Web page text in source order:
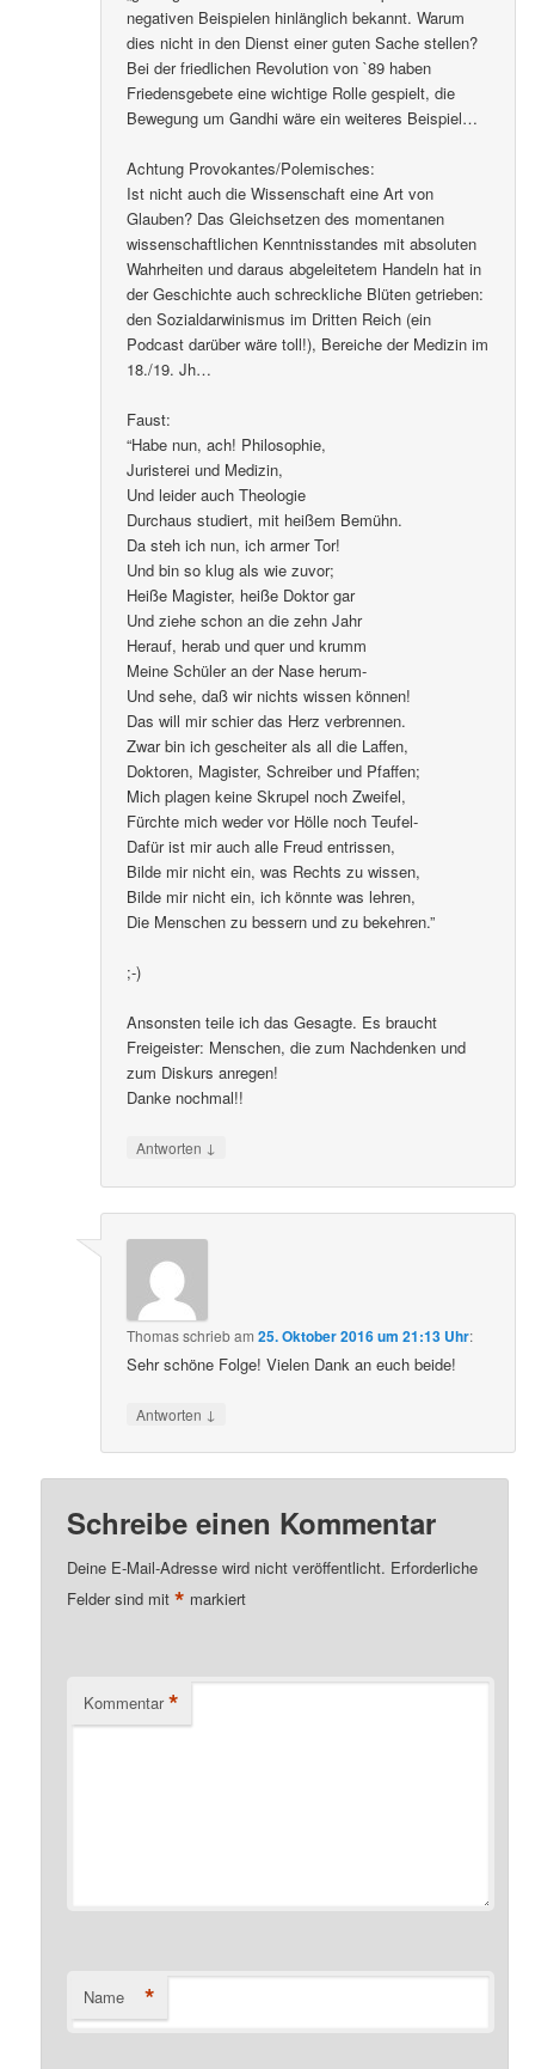
negativen Beispielen hinlänglich bekannt. Warum
dies nicht in den Dienst einer guten Sache stellen?
Bei der friedlichen Revolution von `89 haben
Friedensgebete eine wichtige Rolle gespielt, die
Bewegung um Gandhi wäre ein weiteres Beispiel…
Achtung Provokantes/Polemisches:
Ist nicht auch die Wissenschaft eine Art von
Glauben? Das Gleichsetzen des momentanen
wissenschaftlichen Kenntnisstandes mit absoluten
Wahrheiten und daraus abgeleitetem Handeln hat in
der Geschichte auch schreckliche Blüten getrieben:
den Sozialdarwinismus im Dritten Reich (ein
Podcast darüber wäre toll!), Bereiche der Medizin im
18./19. Jh…
Faust:
“Habe nun, ach! Philosophie,
Juristerei und Medizin,
Und leider auch Theologie
Durchaus studiert, mit heißem Bemühn.
Da steh ich nun, ich armer Tor!
Und bin so klug als wie zuvor;
Heiße Magister, heiße Doktor gar
Und ziehe schon an die zehn Jahr
Herauf, herab und quer und krumm
Meine Schüler an der Nase herum-
Und sehe, daß wir nichts wissen können!
Das will mir schier das Herz verbrennen.
Zwar bin ich gescheiter als all die Laffen,
Doktoren, Magister, Schreiber und Pfaffen;
Mich plagen keine Skrupel noch Zweifel,
Fürchte mich weder vor Hölle noch Teufel-
Dafür ist mir auch alle Freud entrissen,
Bilde mir nicht ein, was Rechts zu wissen,
Bilde mir nicht ein, ich könnte was lehren,
Die Menschen zu bessern und zu bekehren.”
;-)
Ansonsten teile ich das Gesagte. Es braucht
Freigeister: Menschen, die zum Nachdenken und
zum Diskurs anregen!
Danke nochmal!!
Antworten ↓
Thomasschriebam25. Oktober 2016 um 21:13 Uhr:
Sehr schöne Folge! Vielen Dank an euch beide!
Antworten ↓
Schreibe einen Kommentar
Deine E-Mail-Adresse wird nicht veröffentlicht. Erforderliche
Felder sind mit* markiert
Kommentar *
Name *